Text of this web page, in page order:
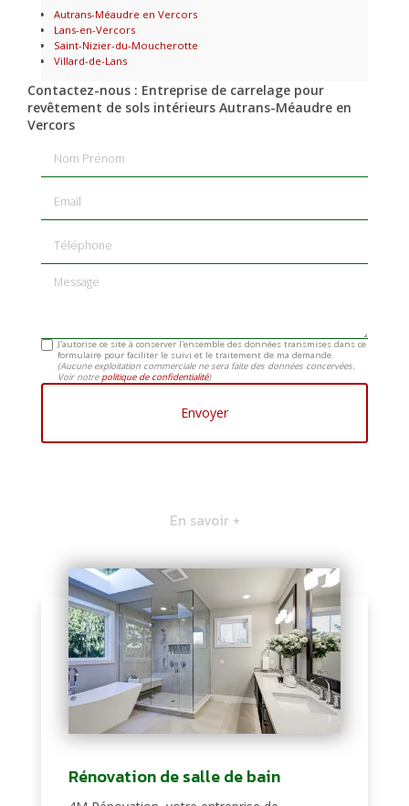
Autrans-Méaudre en Vercors
Lans-en-Vercors
Saint-Nizier-du-Moucherotte
Villard-de-Lans
Contactez-nous : Entreprise de carrelage pour
revêtement de sols intérieurs Autrans-Méaudre en
Vercors
Message
J'autorise ce site à conserver l'ensemble des données transmises dans ce
formulaire pour faciliter le suivi et le traitement de ma demande.
(Aucune exploitation commerciale ne sera faite des données concervées.
Voir notre politique de confidentialité)
En savoir +
Rénovation de salle de bain